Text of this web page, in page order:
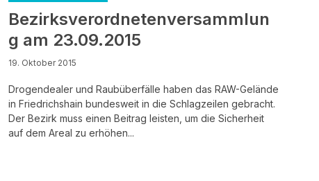
Bezirksverordnetenversammlun
g am 23.09.2015
19. Oktober 2015
Drogendealer und Raubüberfälle haben das RAW-Gelände
in Friedrichshain bundesweit in die Schlagzeilen gebracht.
Der Bezirk muss einen Beitrag leisten, um die Sicherheit
auf dem Areal zu erhöhen...